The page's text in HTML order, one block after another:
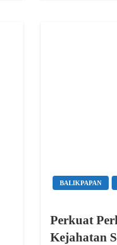
BALIKPAPAN
Perkuat
Kejahatan